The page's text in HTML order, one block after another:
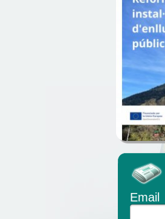
Email